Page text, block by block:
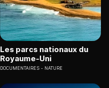
Les parcs nationaux du
Royaume-Uni
DOCUMENTAIRES NATURE